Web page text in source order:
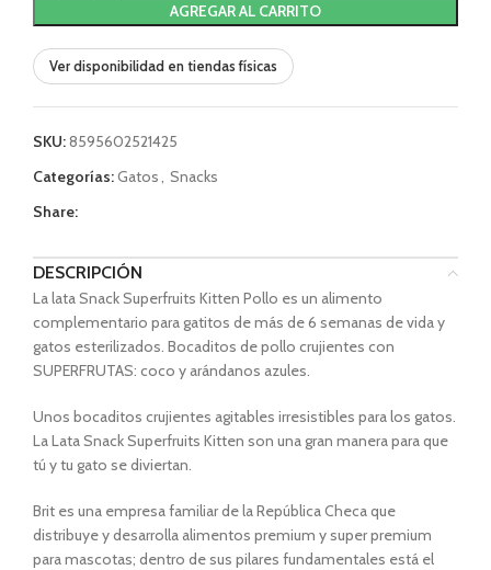
AGREGAR AL CARRITO
Ver disponibilidad en tiendas físicas
SKU:8595602521425
Categorías:Gatos, Snacks
Share:
DESCRIPCIÓN
La lata Snack Superfruits Kitten Pollo es un alimento
complementario para gatitos de más de 6 semanas de vida y
gatos esterilizados. Bocaditos de pollo crujientes con
SUPERFRUTAS: coco y arándanos azules.
Unos bocaditos crujientes agitables irresistibles para los gatos.
La Lata Snack Superfruits Kitten son una gran manera para que
tú y tu gato se diviertan.
Brit es una empresa familiar de la República Checa que
distribuye y desarrolla alimentos premium y super premium
para mascotas; dentro de sus pilares fundamentales está el